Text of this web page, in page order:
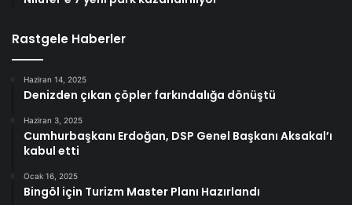
Rastgele Haberler
Haziran 14, 2025
Denizden çıkan çöpler farkındalığa dönüştü
Haziran 3, 2025
Cumhurbaşkanı Erdoğan, DSP Genel Başkanı Aksakal’ı
kabul etti
Ocak 16, 2025
Bingöl için Turizm Master Planı Hazırlandı